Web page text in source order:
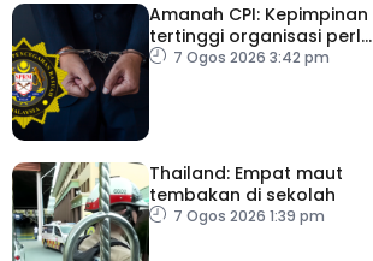
Amanah CPI: Kepimpinan
tertinggi organisasi perlu
pacu reformasi radikal
7 Ogos 2026 3:42 pm
Thailand: Empat maut
tembakan di sekolah
7 Ogos 2026 1:39 pm